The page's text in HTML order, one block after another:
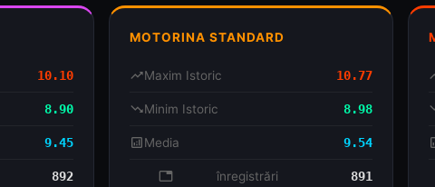
10.10
8.90
9.45
892
MOTORINA STANDARD
trending_upMaxim Istoric 10.77
trending_downMinim Istoric 8.98
analyticsMedia 9.54
database înregistrări 891